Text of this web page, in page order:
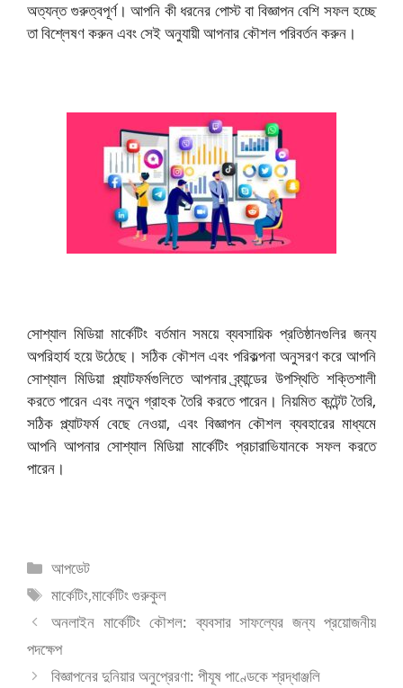
অত্যন্ত গুরুত্বপূর্ণ। আপনি কী ধরনের পোস্ট বা বিজ্ঞাপন বেশি সফল হচ্ছে
তা বিশ্লেষণ করুন এবং সেই অনুযায়ী আপনার কৌশল পরিবর্তন করুন।
সোশ্যাল মিডিয়া মার্কেটিং বর্তমান সময়ে ব্যবসায়িক প্রতিষ্ঠানগুলির জন্য
অপরিহার্য হয়ে উঠেছে। সঠিক কৌশল এবং পরিকল্পনা অনুসরণ করে আপনি
সোশ্যাল মিডিয়া প্ল্যাটফর্মগুলিতে আপনার ব্র্যান্ডের উপস্থিতি শক্তিশালী
করতে পারেন এবং নতুন গ্রাহক তৈরি করতে পারেন। নিয়মিত কন্টেন্ট তৈরি,
সঠিক প্ল্যাটফর্ম বেছে নেওয়া, এবং বিজ্ঞাপন কৌশল ব্যবহারের মাধ্যমে
আপনি আপনার সোশ্যাল মিডিয়া মার্কেটিং প্রচারাভিযানকে সফল করতে
পারেন।
বিভাগ
সমূহ
আপডেট
ট্যাগ
সমূহ
মার্কেটিং,মার্কেটিং গুরুকুল
অনলাইন মার্কেটিং কৌশল: ব্যবসার সাফল্যের জন্য প্রয়োজনীয়
পদক্ষেপ
বিজ্ঞাপনের দুনিয়ার অনুপ্রেরণা: পীযূষ পাণ্ডেকে শ্রদ্ধাঞ্জলি